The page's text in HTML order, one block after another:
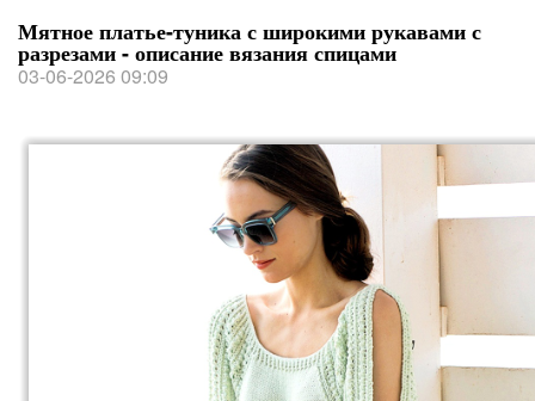
Мятное платье-туника с широкими рукавами с
разрезами - описание вязания спицами
03-06-2026 09:09